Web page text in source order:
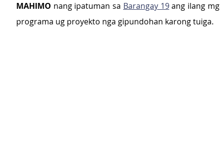
MAHIMO nang ipatuman sa Barangay 19 ang ilang
programa ug proyekto nga gipundohan karong tuiga.